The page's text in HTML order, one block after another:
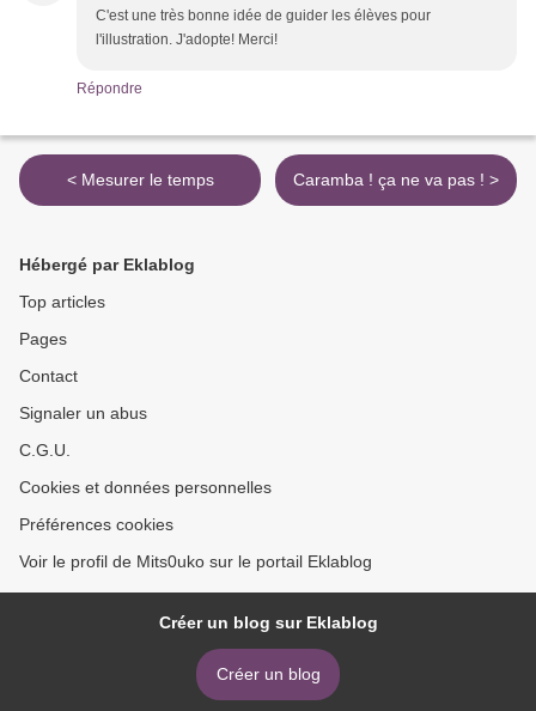
C'est une très bonne idée de guider les élèves pour
l'illustration. J'adopte! Merci!
Répondre
< Mesurer le temps Caramba ! ça ne va pas ! >
Hébergé par Eklablog
Top articles
Pages
Contact
Signaler un abus
C.G.U.
Cookies et données personnelles
Préférences cookies
Voir le profil de Mits0uko sur le portail Eklablog
Créer un blog sur Eklablog
Créer un blog